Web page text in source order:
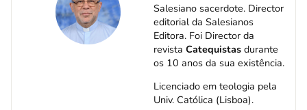
Salesiano sacerdote. Director
editorial da Salesianos
Editora. Foi Director da
revista Catequistas durante
os 10 anos da sua existência.
Licenciado em teologia pela
Univ. Católica (Lisboa).